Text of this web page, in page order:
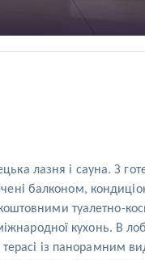
лазня і сауна. З
балконом,
туалетно-
кухонь. В
із панорамним